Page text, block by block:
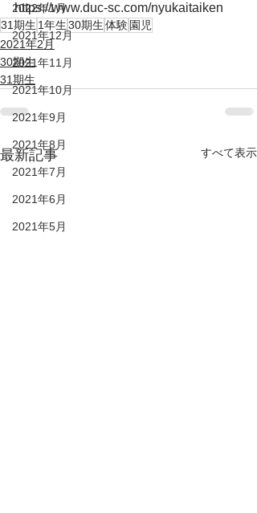
2022年1月
2021年12月
2021年11月
2021年10月
2021年9月
2021年8月
2021年7月
2021年6月
2021年5月
https://www.duc-sc.com/nyukaitaiken
31期生 1年生30期生体験 園児
2021年2月
30期生
31期生
最新記事 すべて表示